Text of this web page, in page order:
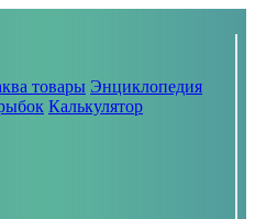
товары Энциклопедия
Калькулятор